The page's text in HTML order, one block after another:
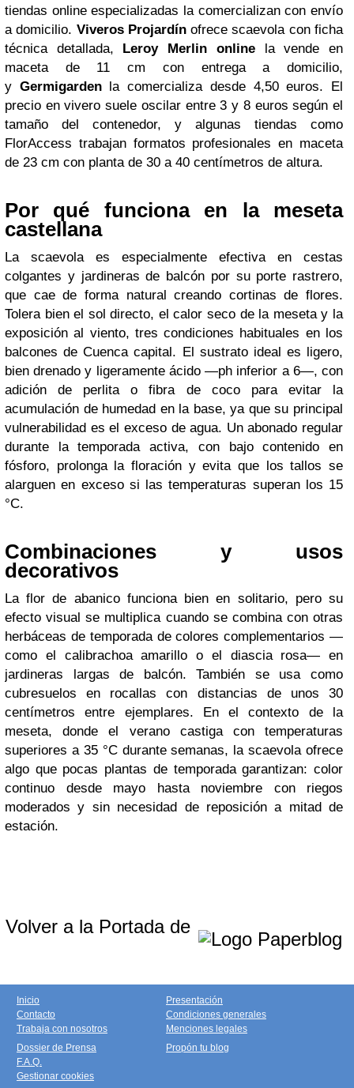
tiendas online especializadas la comercializan con envío
a domicilio. Viveros Projardínofrece scaevola con ficha
técnica detallada, Leroy Merlin onlinela vende en
maceta de 11 cm con entrega a domicilio,
y Germigardenla comercializa desde 4,50 euros. El
precio en vivero suele oscilar entre 3 y 8 euros según el
tamaño del contenedor, y algunas tiendas como
FlorAccess trabajan formatos profesionales en maceta
de 23 cm con planta de 30 a 40 centímetros de altura.
Por qué funciona en la meseta
castellana
La scaevola es especialmente efectiva en cestas
colgantes y jardineras de balcón por su porte rastrero,
que cae de forma natural creando cortinas de flores.
Tolera bien el sol directo, el calor seco de la meseta y la
exposición al viento, tres condiciones habituales en los
balcones de Cuenca capital. El sustrato ideal es ligero,
bien drenado y ligeramente ácido —ph inferior a 6—, con
adición de perlita o fibra de coco para evitar la
acumulación de humedad en la base, ya que su principal
vulnerabilidad es el exceso de agua. Un abonado regular
durante la temporada activa, con bajo contenido en
fósforo, prolonga la floración y evita que los tallos se
alarguen en exceso si las temperaturas superan los 15
°C.
Combinaciones y usos
decorativos
La flor de abanico funciona bien en solitario, pero su
efecto visual se multiplica cuando se combina con otras
herbáceas de temporada de colores complementarios —
como el calibrachoa amarillo o el diascia rosa— en
jardineras largas de balcón. También se usa como
cubresuelos en rocallas con distancias de unos 30
centímetros entre ejemplares. En el contexto de la
meseta, donde el verano castiga con temperaturas
superiores a 35 °C durante semanas, la scaevola ofrece
algo que pocas plantas de temporada garantizan: color
continuo desde mayo hasta noviembre con riegos
moderados y sin necesidad de reposición a mitad de
estación.
Volver a la Portada de
Inicio
Contacto
Trabaja con nosotros
Presentación
Condiciones generales
Menciones legales
Dossier de Prensa
F.A.Q.
Gestionar cookies
Propón tu blog